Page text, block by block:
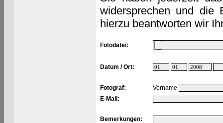
widersprechen und die
hierzu beantworten wir
Fotodatei:
Datum / Ort:
Fotograf:
Vorname
E-Mail:
Bemerkungen: